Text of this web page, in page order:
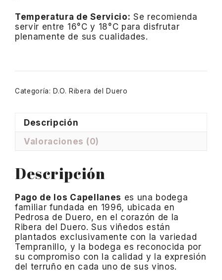
Temperatura de Servicio: Se recomienda
servir entre 16°C y 18°C para disfrutar
plenamente de sus cualidades.
Categoría: D.O. Ribera del Duero
Descripción
Valoraciones (0)
Descripción
Pago de los Capellanes es una bodega
familiar fundada en 1996, ubicada en
Pedrosa de Duero, en el corazón de la
Ribera del Duero. Sus viñedos están
plantados exclusivamente con la variedad
Tempranillo, y la bodega es reconocida por
su compromiso con la calidad y la expresión
del terruño en cada uno de sus vinos.